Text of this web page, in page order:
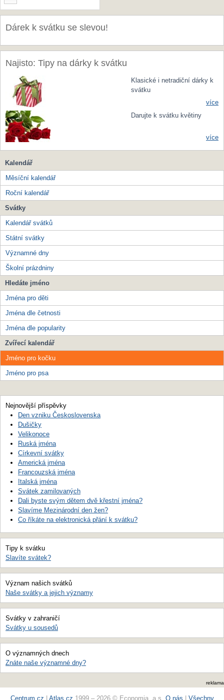
Dárek k svátku se slevou!
Najisto: Tipy na dárky k svátku
Klasické i netradiční dárky k
svátku
více
Darujte k svátku květiny
více
Kalendář
Měsíční kalendář
Roční kalendář
Svátky
Kalendář svátků
Státní svátky
Významné dny
Školní prázdniny
Hledáte jméno
Jména pro děti
Jména dle četnosti
Jména dle popularity
Zvířecí kalendář
Jméno pro kočku
Jméno pro psa
Nejnovější příspěvky
Den vzniku Československa
Dušičky
Velikonoce
Ruská jména
Církevní svátky
Americká jména
Francouzská jména
Italská jména
Svátek zamilovaných
Dali byste svým dětem dvě křestní jména?
Slavíme Mezinárodní den žen?
Co říkáte na elektronická přání k svátku?
Tipy k svátku
Slavíte svátek?
Význam našich svátků
Naše svátky a jejich významy
Svátky v zahraničí
Svátky u sousedů
O významných dnech
Znáte naše významné dny?
reklama
Centrum.cz Atlas.cz 1999 – 2026 © Economia, a.s. O nás Všechny